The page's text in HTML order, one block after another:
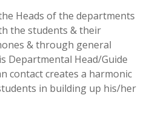
Heads of the departments
the students & their
& through general
Departmental Head/Guide
contact creates a harmonic
in building up his/her